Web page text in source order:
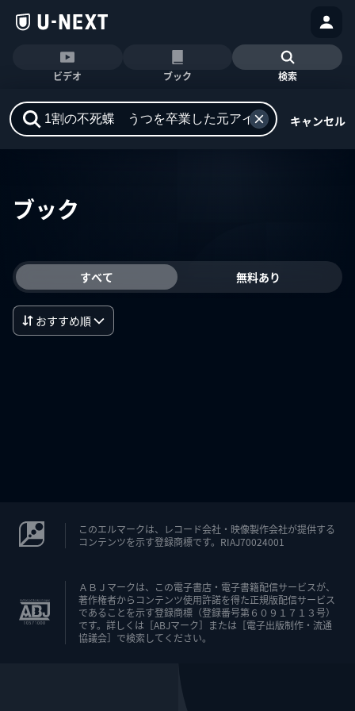
ビデオ ブック 検索
キャンセル
ブック
すべて 無料あり
おすすめ順
このエルマークは、レコード会社・映像製作会社が提供する
コンテンツを示す登録商標です。RIAJ70024001
ＡＢＪマークは、この電子書店・電子書籍配信サービスが、
著作権者からコンテンツ使用許諾を得た正規版配信サービス
であることを示す登録商標（登録番号第６０９１７１３号）
です。詳しくは［ABJマーク］または［電子出版制作・流通
協議会］で検索してください。